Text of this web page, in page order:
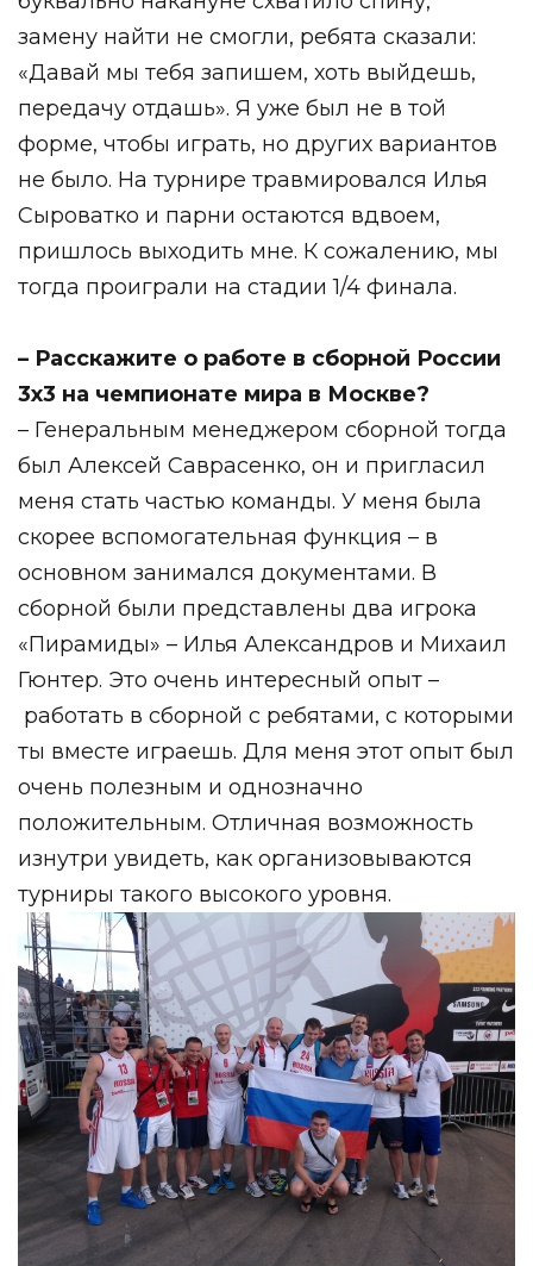
замену найти не смогли, ребята сказали:
«Давай мы тебя запишем, хоть выйдешь,
передачу отдашь». Я уже был не в той
форме, чтобы играть, но других вариантов
не было. На турнире травмировался Илья
Сыроватко и парни остаются вдвоем,
пришлось выходить мне. К сожалению, мы
тогда проиграли на стадии 1/4 финала.
– Расскажите о работе в сборной России
3х3 на чемпионате мира в Москве?
– Генеральным менеджером сборной тогда
был Алексей Саврасенко, он и пригласил
меня стать частью команды. У меня была
скорее вспомогательная функция – в
основном занимался документами. В
сборной были представлены два игрока
«Пирамиды» – Илья Александров и Михаил
Гюнтер. Это очень интересный опыт –
работать в сборной с ребятами, с которыми
ты вместе играешь. Для меня этот опыт был
очень полезным и однозначно
положительным. Отличная возможность
изнутри увидеть, как организовываются
турниры такого высокого уровня.